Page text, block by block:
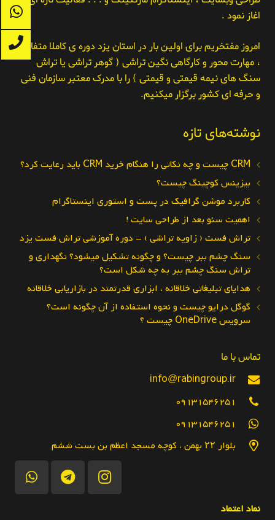
اغاز نمود .
امروز مفتخریم برای اولین بار در استان یزد دوره ی کاملا متفاوت
، مهارت محور و کارگاهی نگین تراشی ( گوهر تراشی یا تراش
سنگ های نیمه قیمتی و قیمتی ) را با مدرک معتبر سازمان فنی
و حرفه ای کشور برگزار میکنیم.
نوشته‌های تازه
CRM چیست و چه نکاتی را هنگام خرید CRM باید رعایت کرد؟
بیزینس کوچینگ چیست؟
کاربرد موشن گرافیک در پست و استوری اینستاگرام
اهمیت سئو بعد از طراحی سایت !
تراش فست ( زاویه تراشی ) – دوره آموزشی تراش فست یزد
سنگ چشم ببر چیست؟ و چگونه تشکیل میشود؟ نگهداری و
تراش سنگ چشم ببر به چه شکل است؟
هدایای تبلیغاتی خلاقانه ، ابزاری قدرتمند در بازاریابی خلاقانه
گوگل درایو چیست و نحوه استفاده از آن چگونه است؟
سرویس OneDrive چیست ؟
تماس با ما
info@rabingroup.ir
09131546251
09131546251
بلوار ۲۲ بهمن ، کوچه مسجد اعظم بن بست ششم
نماد اعتماد